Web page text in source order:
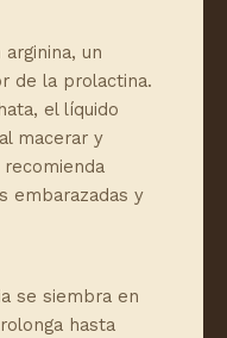
un
de la prolactina.
el líquido
macerar y
embarazadas y
se siembra en
hasta